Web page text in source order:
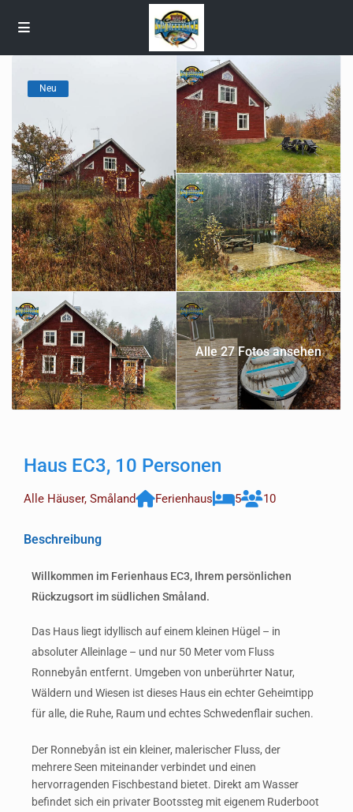
Neu
Alle 27 Fotos ansehen
Haus EC3, 10 Personen
Alle Häuser,Småland Ferienhaus 5 10
Beschreibung
Willkommen im Ferienhaus EC3, Ihrem persönlichen
Rückzugsort im südlichen Småland.
Das Haus liegt idyllisch auf einem kleinen Hügel – in
absoluter Alleinlage – und nur 50 Meter vom Fluss
Ronnebyån entfernt. Umgeben von unberührter Natur,
Wäldern und Wiesen ist dieses Haus ein echter Geheimtipp
für alle, die Ruhe, Raum und echtes Schwedenflair suchen.
Der Ronnebyån ist ein kleiner, malerischer Fluss, der
mehrere Seen miteinander verbindet und einen
hervorragenden Fischbestand bietet. Direkt am Wasser
befindet sich ein privater Bootssteg mit eigenem Ruderboot